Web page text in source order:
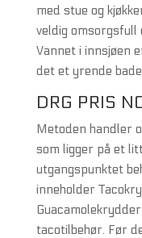
med stue og
veldig omsorgsfull
Vannet i innsjøen
det et yrende
DRG PRIS
Metoden handler
som ligger på et
utgangspunktet
inneholder
tacotilbehør. Før